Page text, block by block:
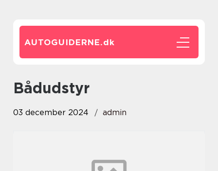
AUTOGUIDERNE.dk
bådudstyr
03 december 2024 admin